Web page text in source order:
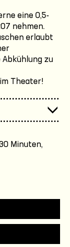
eine 0,5-
nehmen.
erlaubt
zu
Theater!
Minuten,